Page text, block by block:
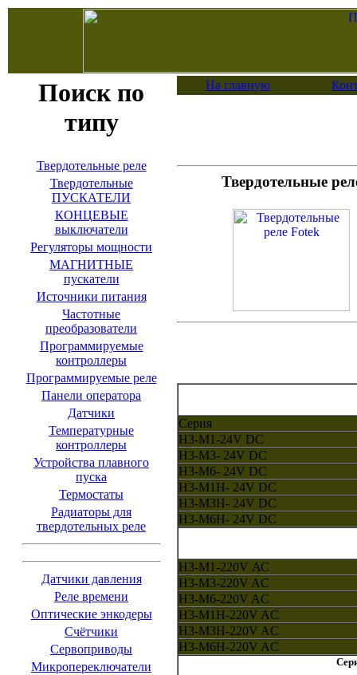
Поиск по
типу
Твердотельные реле
Твердотельные
ПУСКАТЕЛИ
КОНЦЕВЫЕ
выключатели
Регуляторы мощности
МАГНИТНЫЕ
пускатели
Источники питания
Частотные
преобразователи
Программируемые
контроллеры
Программируемые реле
Панели оператора
Датчики
Температурные
контроллеры
Устройства плавного
пуска
Термостаты
Радиаторы для
твердотельных реле
Датчики давления
Реле времени
Оптические энкодеры
Счётчики
Сервоприводы
Микропереключатели
На главную
Твердотельные
Серия
H3-M1-24V DC
H3-M3- 24V DC
H3-M6- 24V DC
H3-M1H- 24V DC
H3-M3H- 24V DC
H3-M6H- 24V DC
H3-M1-220V АС
H3-M3-220V AC
H3-M6-220V AC
H3-M1H-220V AC
H3-M3H-220V AC
H3-M6H-220V AC